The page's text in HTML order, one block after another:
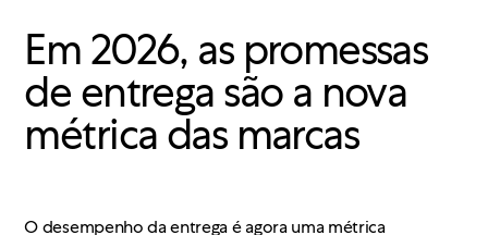
Em 2026, as promessas
de entrega são a nova
métrica das marcas
O desempenho da entrega é agora uma métrica